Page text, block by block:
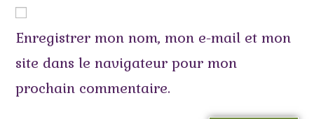
Enregistrer mon nom, mon e-mail et mon
site dans le navigateur pour mon
prochain commentaire.